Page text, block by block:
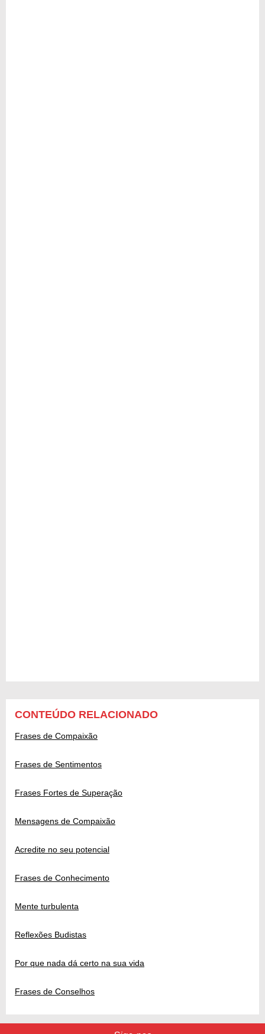
CONTEÚDO RELACIONADO
Frases de Compaixão
Frases de Sentimentos
Frases Fortes de Superação
Mensagens de Compaixão
Acredite no seu potencial
Frases de Conhecimento
Mente turbulenta
Reflexões Budistas
Por que nada dá certo na sua vida
Frases de Conselhos